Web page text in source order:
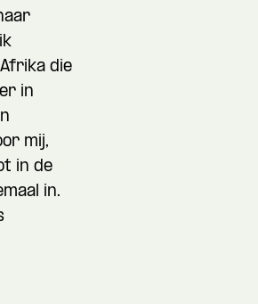
die
in
mij,
in de
in.